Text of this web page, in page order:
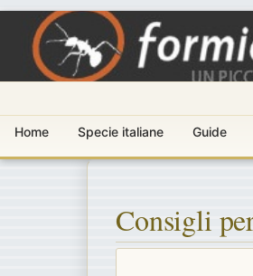
Home Specie italiane Guide
Consigli